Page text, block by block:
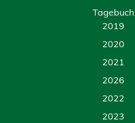
Tagebuch
2019
2020
2021
2026
2022
2023